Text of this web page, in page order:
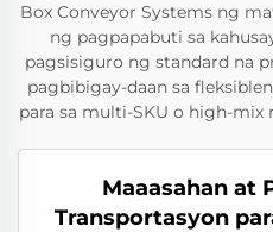
Box Conveyor Systems ng
ng pagpapabuti sa
pagsisiguro ng standard na
pagbibigay-daan sa
para sa multi-SKU o high-mix
Maaasahan at
Transportasyon